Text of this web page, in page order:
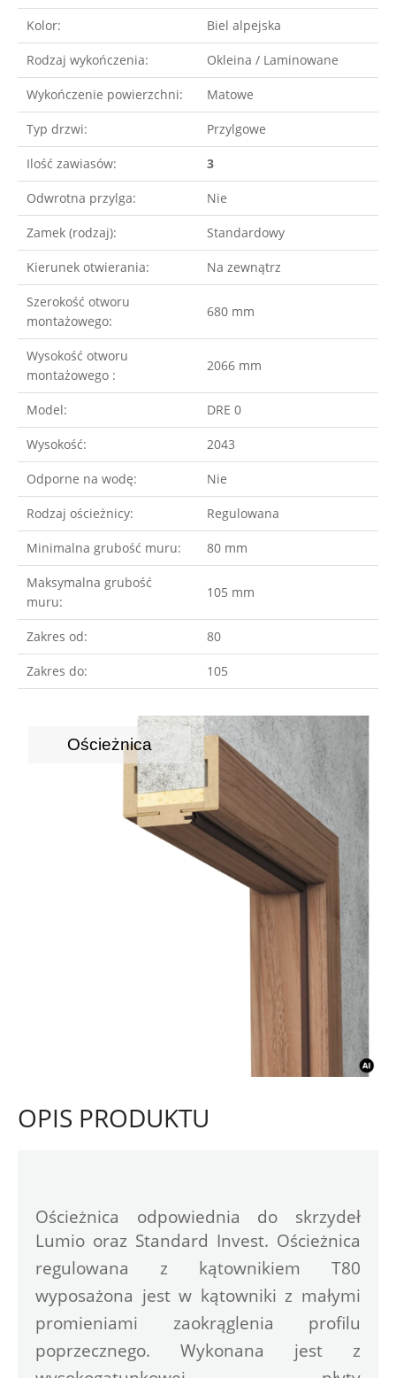
Kolor: Biel alpejska
Rodzaj wykończenia: Okleina / Laminowane
Wykończenie powierzchni: Matowe
Typ drzwi: Przylgowe
Ilość zawiasów: 3
Odwrotna przylga: Nie
Zamek (rodzaj): Standardowy
Kierunek otwierania: Na zewnątrz
Szerokość otworu
montażowego:
680 mm
Wysokość otworu
montażowego :
2066 mm
Model: DRE 0
Wysokość: 2043
Odporne na wodę: Nie
Rodzaj ościeżnicy: Regulowana
Minimalna grubość muru: 80 mm
Maksymalna grubość
muru:
105 mm
Zakres od: 80
Zakres do: 105
Ościeżnica
OPIS PRODUKTU
Ościeżnica odpowiednia do skrzydeł
Lumio oraz Standard Invest. Ościeżnica
regulowana z kątownikiem T80
wyposażona jest w kątowniki z małymi
promieniami zaokrąglenia profilu
poprzecznego. Wykonana jest z